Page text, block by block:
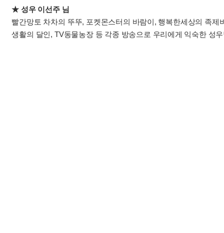
★ 성우 이선주 님
빨간망토 차차의 뚜뚜, 포켓몬스터의 바람이, 행복한세상의 족
생활의 달인, TV동물농장 등 각종 방송으로 우리에게 익숙한 성